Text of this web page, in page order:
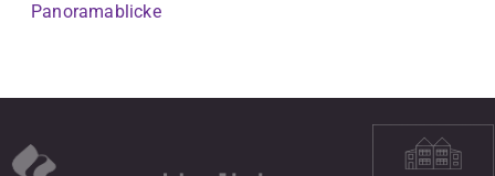
Panoramablicke